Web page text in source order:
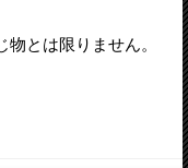
とは限りません。